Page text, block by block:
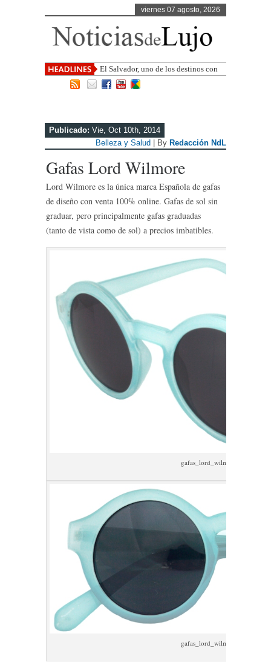
viernes 07 agosto, 2026
El Salvador, uno de los destinos con
mayor proyección de Centroamérica
Publicado: Vie, Oct 10th, 2014
Belleza y Salud | By Redacción NdL
Gafas Lord Wilmore
Lord Wilmore es la única marca Española de gafas
de diseño con venta 100% online. Gafas de sol sin
graduar, pero principalmente gafas graduadas
(tanto de vista como de sol) a precios imbatibles.